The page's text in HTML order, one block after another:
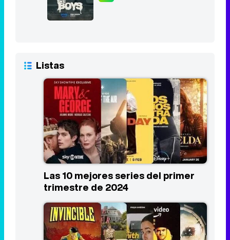
Listas
Las 10 mejores series del primer
trimestre de 2024